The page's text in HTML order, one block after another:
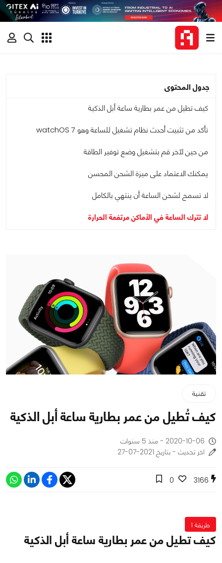
جدول المحتوى
كيف تطيل من عمر بطارية ساعة أبل الذكية
تأكد من تثبيت أحدث نظام تشغيل للساعة وهو watchOS 7
من حين لآخر قم بتشغيل وضع توفير الطاقة
يمكنك الاعتماد على ميزة الشحن المحسن
لا تسمح لشحن الساعة أن ينتهي بالكامل
لا تترك الساعة في الأماكن مرتفعة الحرارة
تقنية
كيف تُطيل من عمر بطارية ساعة أبل الذكية
2020-10-06 - منذ 5 سنوات
اخر تحديث - بتاريخ 2021-07-27
3166
0
طريقة 1
كيف تطيل من عمر بطارية ساعة أبل الذكية